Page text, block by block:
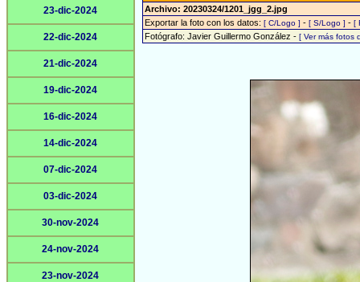
23-dic-2024
22-dic-2024
21-dic-2024
19-dic-2024
16-dic-2024
14-dic-2024
07-dic-2024
03-dic-2024
30-nov-2024
24-nov-2024
23-nov-2024
Archivo: 20230324/1201_jgg_2.jpg
Exportar la foto con los datos: [ C/Logo ] - [ S/Logo ] - [
Fotógrafo: Javier Guillermo González - [ Ver más fotos